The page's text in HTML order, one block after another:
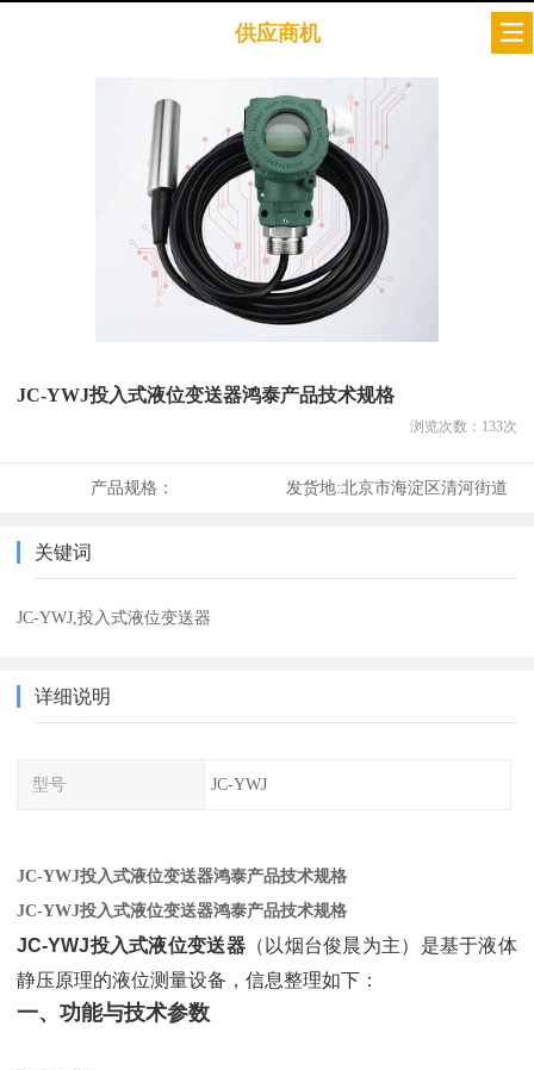
供应商机
JC-YWJ投入式液位变送器鸿泰产品技术规格
浏览次数： 133次
产品规格： 发货地:北京市海淀区清河街道
关键词
JC-YWJ,投入式液位变送器
详细说明
型号 JC-YWJ
JC-YWJ投入式液位变送器鸿泰产品技术规格
JC-YWJ投入式液位变送器鸿泰产品技术规格
JC-YWJ投入式液位变送器（以烟台俊晨为主）是基于液体
静压原理的液位测量设备，信息整理如下：
一、功能与技术参数